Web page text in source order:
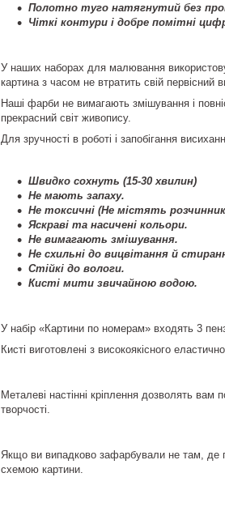
Полотно туго натягнутий без
Чіткі контури і добре помітні
У наших наборах для малювання
картина з часом не втратить свій первісний
Наші фарби не вимагають змішування і
прекрасний світ живопису.
Для зручності в роботі і запобігання
Швидко сохнуть (15-30 хвилин)
Не мають запаху.
Не токсичні (Не містять
Яскраві та насичені кольори.
Не вимагають змішування.
Не схильні до вицвітання й
Стійкі до вологи.
Кисті мити звичайною водою.
У набір «Картини по номерам» входять 3
Кисті виготовлені з високоякісного
Металеві настінні кріплення дозволять вам
творчості.
Якщо ви випадково зафарбували не там, де
схемою картини.